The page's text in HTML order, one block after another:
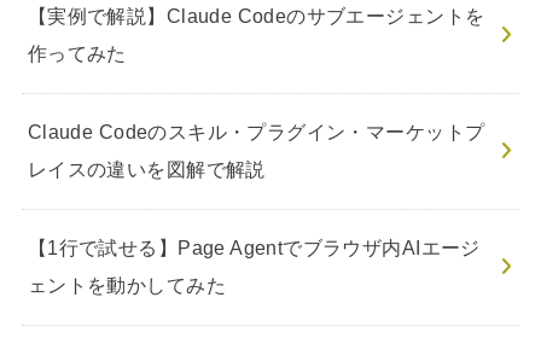
【実例で解説】Claude Codeのサブエージェントを
作ってみた
Claude Codeのスキル・プラグイン・マーケットプ
レイスの違いを図解で解説
【1行で試せる】Page Agentでブラウザ内AIエージ
ェントを動かしてみた